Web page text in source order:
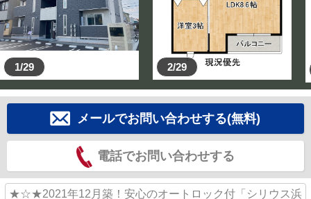
1/29 2/29
メールでお問い合わせする(無料)
電話でお問い合わせする
★☆★2021年12月築！安心のオートロック付「シリウス浜